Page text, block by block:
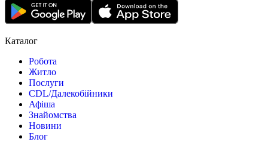
Каталог
Робота
Житло
Послуги
CDL/Далекобійники
Афіша
Знайомства
Новини
Блог